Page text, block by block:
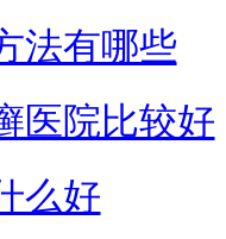
法有哪些
医院比较好
么好